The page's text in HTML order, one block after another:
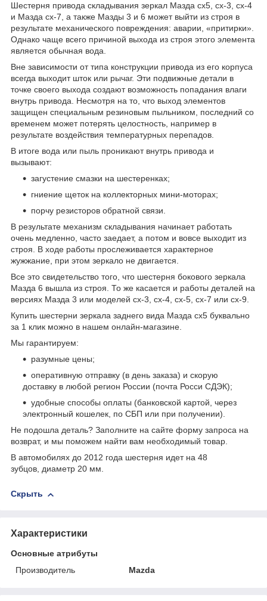
Шестерня привода складывания зеркал Мазда сх5, cx-3, cx-4
и Мазда cx-7, а также Мазды 3 и 6 может выйти из строя в
результате механического повреждения: аварии, «притирки».
Однако чаще всего причиной выхода из строя этого элемента
является обычная вода.
Вне зависимости от типа конструкции привода из его корпуса
всегда выходит шток или рычаг. Эти подвижные детали в
точке своего выхода создают возможность попадания влаги
внутрь привода. Несмотря на то, что выход элементов
защищен специальным резиновым пыльником, последний со
временем может потерять целостность, например в
результате воздействия температурных перепадов.
В итоге вода или пыль проникают внутрь привода и
вызывают:
загустение смазки на шестеренках;
гниение щеток на коллекторных мини-моторах;
порчу резисторов обратной связи.
В результате механизм складывания начинает работать
очень медленно, часто заедает, а потом и вовсе выходит из
строя. В ходе работы прослеживается характерное
жужжание, при этом зеркало не двигается.
Все это свидетельство того, что шестерня бокового зеркала
Мазда 6 вышла из строя. То же касается и работы деталей на
версиях Мазда 3 или моделей cx-3, cx-4, cx-5, cx-7 или cx-9.
Купить шестерни зеркала заднего вида Мазда сх5 буквально
за 1 клик можно в нашем онлайн-магазине.
Мы гарантируем:
разумные цены;
оперативную отправку (в день заказа) и скорую
доставку в любой регион России (почта Росси СДЭК);
удобные способы оплаты (банковской картой, через
электронный кошелек, по СБП или при получении).
Не подошла деталь? Заполните на сайте форму запроса на
возврат, и мы поможем найти вам необходимый товар.
В автомобилях до 2012 года шестерня идет на 48
зубцов, диаметр 20 мм.
Скрыть
Характеристики
Основные атрибуты
Производитель
Mazda